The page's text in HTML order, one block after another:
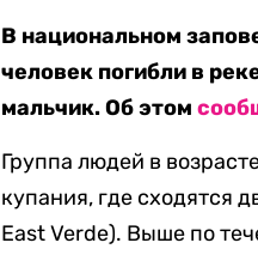
В национальном
человек погибли в
мальчик. Об этом
Группа людей в
купания, где сходятся
East Verde). Выше по